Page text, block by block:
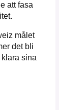
att fasa
målet
det bli
sina
till